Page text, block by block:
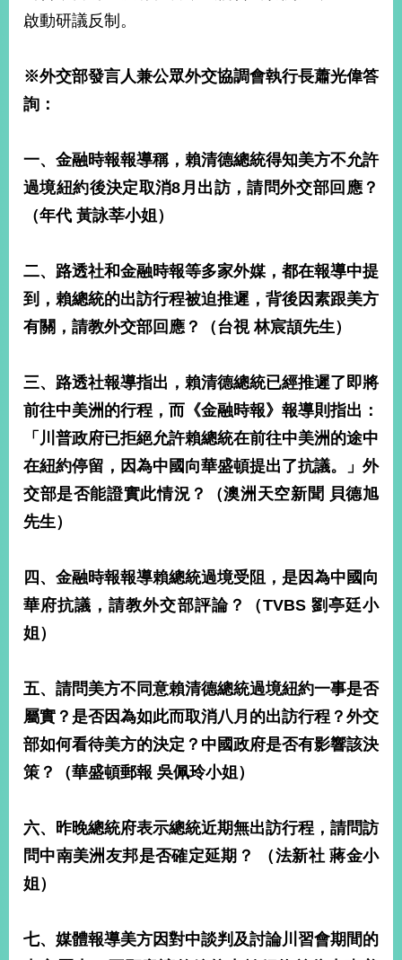
啟動研議反制。
※外交部發言人兼公眾外交協調會執行長蕭光偉答
詢：
一、金融時報報導稱，賴清德總統得知美方不允許
過境紐約後決定取消8月出訪，請問外交部回應？
（年代 黃詠莘小姐）
二、路透社和金融時報等多家外媒，都在報導中提
到，賴總統的出訪行程被迫推遲，背後因素跟美方
有關，請教外交部回應？（台視 林宸頡先生）
三、路透社報導指出，賴清德總統已經推遲了即將
前往中美洲的行程，而《金融時報》報導則指出：
「川普政府已拒絕允許賴總統在前往中美洲的途中
在紐約停留，因為中國向華盛頓提出了抗議。」外
交部是否能證實此情況？（澳洲天空新聞 貝德旭
先生）
四、金融時報報導賴總統過境受阻，是因為中國向
華府抗議，請教外交部評論？（TVBS 劉亭廷小
姐）
五、請問美方不同意賴清德總統過境紐約一事是否
屬實？是否因為如此而取消八月的出訪行程？外交
部如何看待美方的決定？中國政府是否有影響該決
策？（華盛頓郵報 吳佩玲小姐）
六、昨晚總統府表示總統近期無出訪行程，請問訪
問中南美洲友邦是否確定延期？
（法新社 蔣金小
姐）
七、媒體報導美方因對中談判及討論川習會期間的